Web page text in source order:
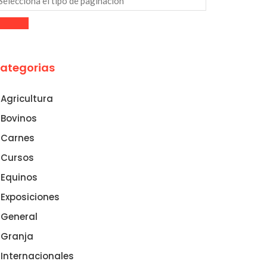
Agricultura
Bovinos
Carnes
Cursos
Equinos
Exposiciones
General
Granja
Internacionales